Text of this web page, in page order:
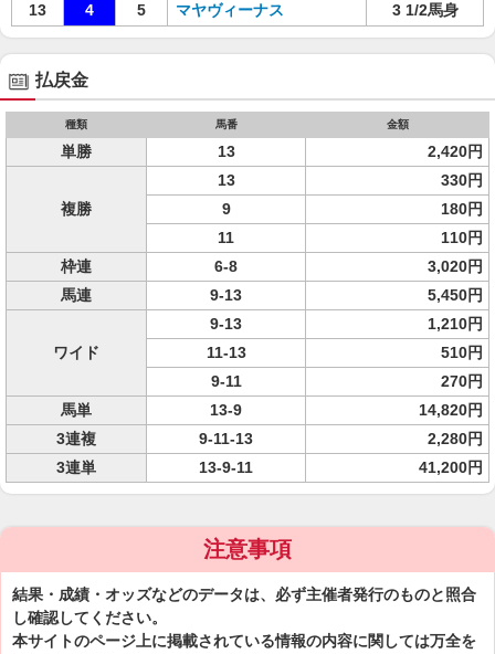
13
4 5 マヤヴィーナス 3 1/2馬身
払戻金
種類 馬番 金額
単勝 13 2,420円
複勝
13
330円
9
180円
11
110円
枠連
6-8
3,020円
馬連
9-13 5,450円
ワイド
9-13
1,210円
11-13
510円
9-11
270円
馬単
13-9
14,820円
3連複
9-11-13
2,280円
3連単
13-9-11 41,200円
注意事項
結果・成績・オッズなどのデータは、必ず主催者発行のものと照合
し確認してください。
本サイトのページ上に掲載されている情報の内容に関しては万全を